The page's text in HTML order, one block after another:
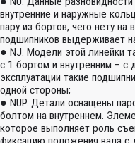
внутренние и наружные
пару из бортов, чего нету на
подшипников выдерживает
● NJ. Модели этой линейки
с 1 бортом и внутренним – с
эксплуатации такие
одной стороны;
● NUP. Детали оснащены
болтом на внутреннем.
которое выполняет роль